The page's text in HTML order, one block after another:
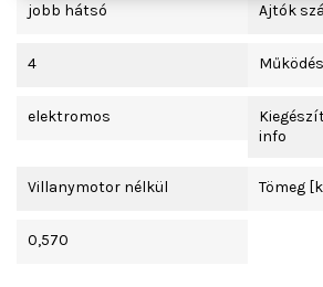
jobb hátsó Ajtók
4
elektromos
info
Villanymotor nélkül Tömeg
0,570